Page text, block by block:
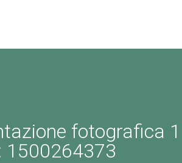
fotografica
1500264373